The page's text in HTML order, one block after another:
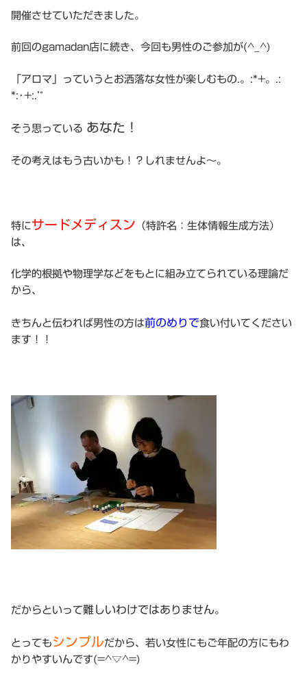
開催させていただきました。
前回のgamadan店に続き、今回も男性のご参加が(^_^)
「アロマ」っていうとお洒落な女性が楽しむもの.。:*+。.:
*:･+:.’ﾟ
そう思っている あなた！
その考えはもう古いかも！？しれませんよ〜。
特にサードメディスン （特許名：生体情報生成方法）
は、
化学的根拠や物理学などをもとに組み立てられている理論だ
から、
きちんと伝われば男性の方は前のめりで食い付いてください
ます！！
だからといって難しいわけではありません。
とっても シンプルだから、若い女性にもご年配の方にもわ
かりやすいんです(=^▽^=)